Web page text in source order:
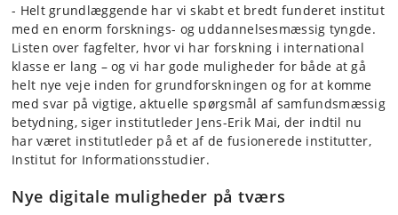
- Helt grundlæggende har vi skabt et bredt funderet institut
med en enorm forsknings- og uddannelsesmæssig tyngde.
Listen over fagfelter, hvor vi har forskning i international
klasse er lang – og vi har gode muligheder for både at gå
helt nye veje inden for grundforskningen og for at komme
med svar på vigtige, aktuelle spørgsmål af samfundsmæssig
betydning, siger institutleder Jens-Erik Mai, der indtil nu
har været institutleder på et af de fusionerede institutter,
Institut for Informationsstudier.
Nye digitale muligheder på tværs